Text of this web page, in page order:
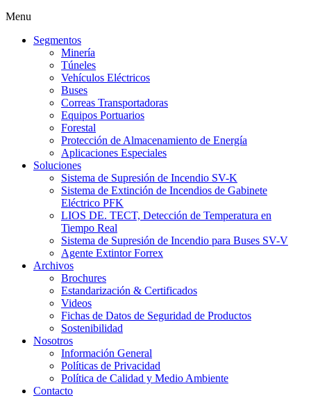
Menu
Segmentos
Minería
Túneles
Vehículos Eléctricos
Buses
Correas Transportadoras
Equipos Portuarios
Forestal
Protección de Almacenamiento de Energía
Aplicaciones Especiales
Soluciones
Sistema de Supresión de Incendio SV-K
Sistema de Extinción de Incendios de Gabinete
Eléctrico PFK
LIOS DE. TECT, Detección de Temperatura en
Tiempo Real
Sistema de Supresión de Incendio para Buses SV-V
Agente Extintor Forrex
Archivos
Brochures
Estandarización & Certificados
Videos
Fichas de Datos de Seguridad de Productos
Sostenibilidad
Nosotros
Información General
Políticas de Privacidad
Política de Calidad y Medio Ambiente
Contacto